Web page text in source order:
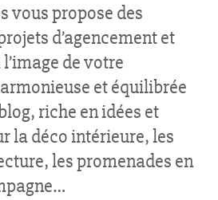
vous propose des
d’agencement et
de votre
et équilibrée
riche en idées et
la déco intérieure, les
les promenades en